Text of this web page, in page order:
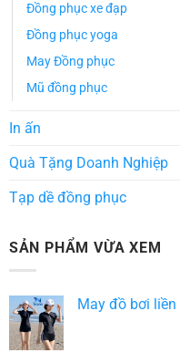
Đồng phục xe đạp
Đồng phục yoga
May Đồng phục
Mũ đồng phục
In ấn
Quà Tặng Doanh Nghiệp
Tạp dề đồng phục
SẢN PHẨM VỪA XEM
May đồ bơi